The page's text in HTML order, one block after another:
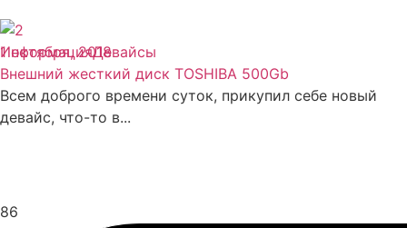
ИнформацияДевайсы
1 октября, 2018
Внешний жесткий диск TOSHIBA 500Gb
Всем доброго времени суток, прикупил себе новый
девайс, что-то в...
86